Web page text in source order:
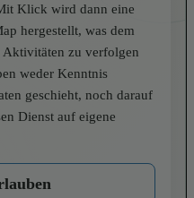
Klick wird dann eine
hergestellt, was dem
zu verfolgen
weder Kenntnis
geschieht, noch darauf
Dienst auf eigene